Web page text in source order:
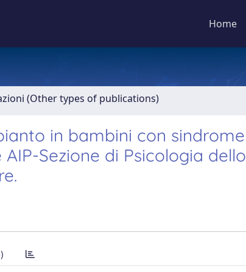
Home
(Other types of publications)
in bambini con sindrome
Sezione di Psicologia dello